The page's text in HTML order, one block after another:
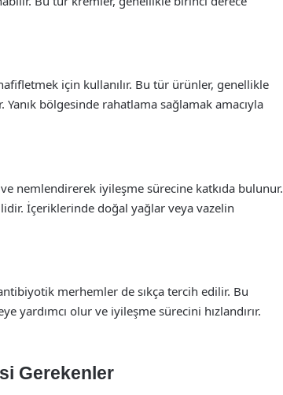
için kullanılır. Bu tür ürünler, genellikle
bölgesinde rahatlama sağlamak amacıyla
nemlendirerek iyileşme sürecine katkıda bulunur.
İçeriklerinde doğal yağlar veya vazelin
merhemler de sıkça tercih edilir. Bu
yardımcı olur ve iyileşme sürecini hızlandırır.
Gerekenler